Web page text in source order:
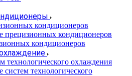
кондиционеров
прецизионных кондиционеров
кондиционеров
технологического охлаждения
технологического